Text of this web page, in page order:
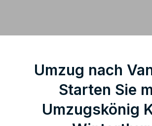
Umzug nach
Starten Sie
Umzugskönig